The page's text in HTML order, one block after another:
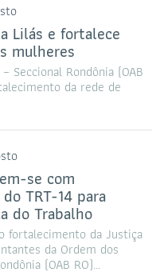
Lilás e fortalece
mulheres
Seccional Rondônia (OAB
da rede de
se com
TRT-14 para
do Trabalho
fortalecimento da Justiça
da Ordem dos
(OAB RO)…